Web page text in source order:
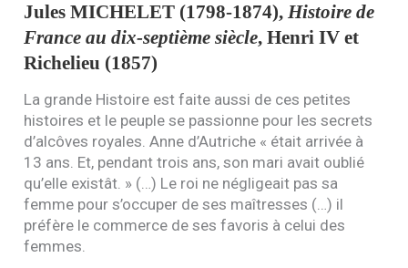
JulesMICHELET (1798-1874), Histoire de
France au dix-septième siècle, HenriIV et
Richelieu (1857)
La grande Histoire est faite aussi de ces petites
histoires et le peuple se passionne pour les secrets
d’alcôves royales. Anne d’Autriche « était arrivée à
13 ans. Et, pendant trois ans, son mari avait oublié
qu’elle existât. » (…) Le roi ne négligeait pas sa
femme pour s’occuper de ses maîtresses (…) il
préfère le commerce de ses favoris à celui des
femmes.